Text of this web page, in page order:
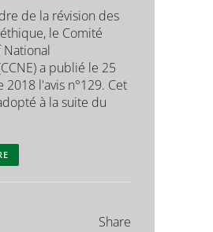
de la révision des
le Comité
National
a publié le 25
l'avis n°129. Cet
à la suite du
Share